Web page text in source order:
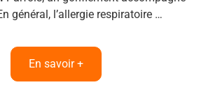
général, l’allergie respiratoire …
En savoir +